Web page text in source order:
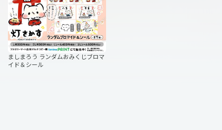
ましまろう ランダムおみくじブロマ
イド＆シール